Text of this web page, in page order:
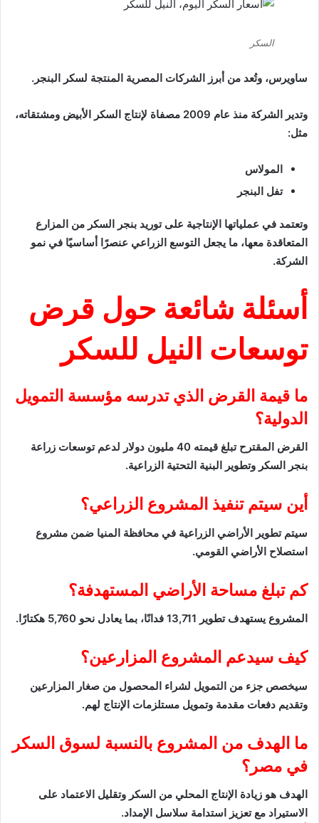
السكر
ساويرس، وتُعد من أبرز الشركات المصرية المنتجة لسكر البنجر.
وتدير الشركة منذ عام 2009 مصفاة لإنتاج السكر الأبيض ومشتقاته،
مثل:
المولاس
تفل البنجر
وتعتمد في عملياتها الإنتاجية على توريد بنجر السكر من المزارع
المتعاقدة معها، ما يجعل التوسع الزراعي عنصرًا أساسيًا في نمو
الشركة.
أسئلة شائعة حول قرض
توسعات النيل للسكر
ما قيمة القرض الذي تدرسه مؤسسة التمويل
الدولية؟
القرض المقترح تبلغ قيمته 40 مليون دولار لدعم توسعات زراعة
بنجر السكر وتطوير البنية التحتية الزراعية.
أين سيتم تنفيذ المشروع الزراعي؟
سيتم تطوير الأراضي الزراعية في محافظة المنيا ضمن مشروع
استصلاح الأراضي القومي.
كم تبلغ مساحة الأراضي المستهدفة؟
المشروع يستهدف تطوير 13,711 فدانًا، بما يعادل نحو 5,760 هكتارًا.
كيف سيدعم المشروع المزارعين؟
سيخصص جزء من التمويل لشراء المحصول من صغار المزارعين
وتقديم دفعات مقدمة وتمويل مستلزمات الإنتاج لهم.
ما الهدف من المشروع بالنسبة لسوق السكر
في مصر؟
الهدف هو زيادة الإنتاج المحلي من السكر وتقليل الاعتماد على
الاستيراد مع تعزيز استدامة سلاسل الإمداد.